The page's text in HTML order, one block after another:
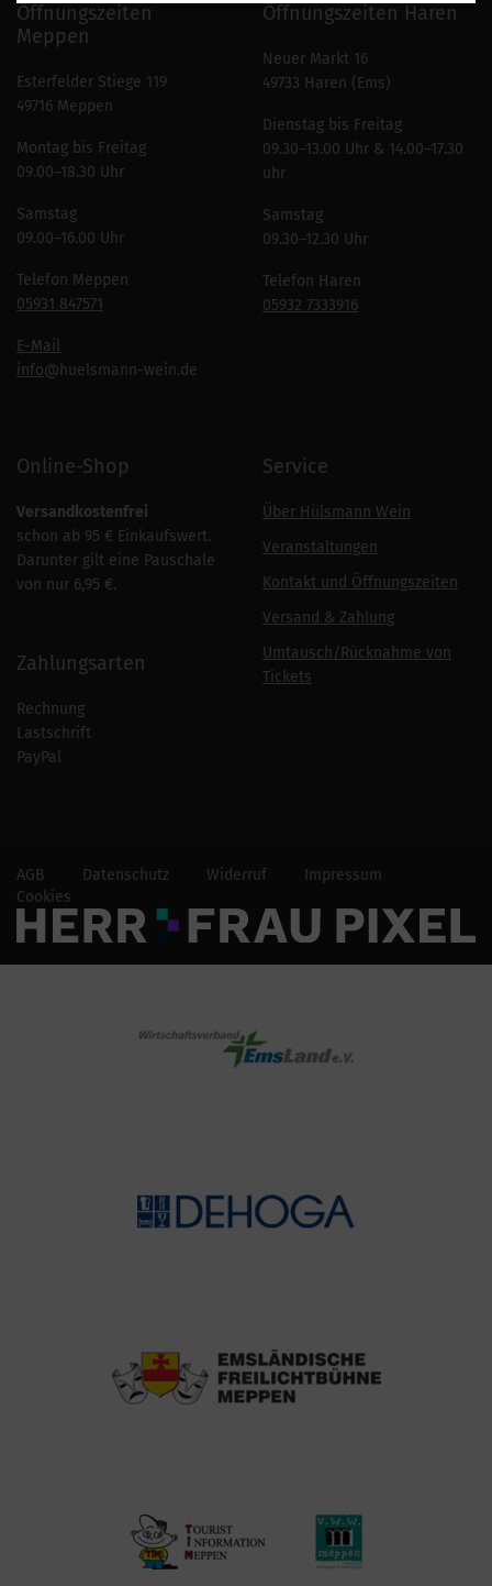
Öffnungszeiten
Meppen
Esterfelder Stiege 119
49716 Meppen
Montag bis Freitag
09.00–18.30 Uhr
Samstag
09.00–16.00 Uhr
Telefon Meppen
05931 847571
E-Mail
info@huelsmann-wein.de
Öffnungszeiten Haren
Neuer Markt 16
49733 Haren (Ems)
Dienstag bis Freitag
09.30–13.00 Uhr & 14.00–17.30
uhr
Samstag
09.30–12.30 Uhr
Telefon Haren
05932 7333916
Online-Shop
Versandkostenfrei
schon ab 95 € Einkaufswert.
Darunter gilt eine Pauschale
von nur 6,95 €.
Zahlungsarten
Rechnung
Lastschrift
PayPal
Service
Über Hülsmann Wein
Veranstaltungen
Kontakt und Öffnungszeiten
Versand & Zahlung
Umtausch/Rücknahme von
Tickets
AGB Datenschutz Widerruf
Impressum
Cookies